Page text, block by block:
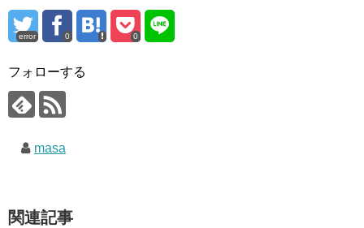
error 0 0
フォローする
masa
関連記事